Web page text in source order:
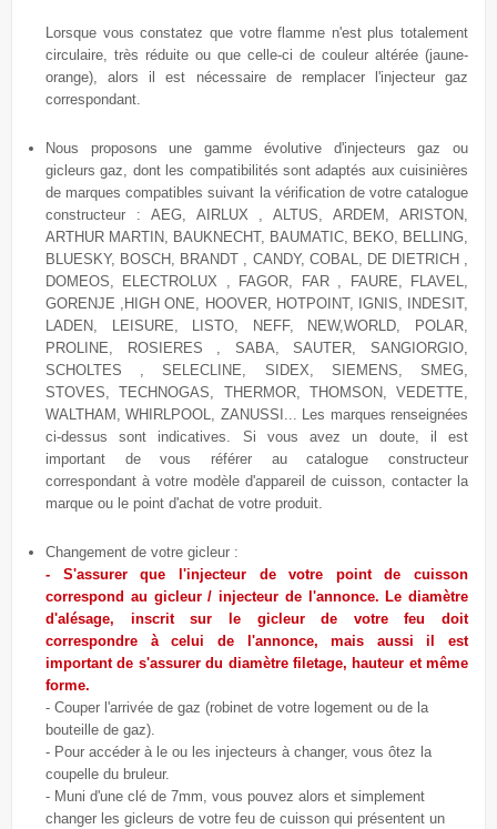
Lorsque vous constatez que votre flamme n'est plus totalement
circulaire, très réduite ou que celle-ci de couleur altérée (jaune-
orange), alors il est nécessaire de remplacer l'injecteur gaz
correspondant.
Nous proposons une gamme évolutive d'injecteurs gaz ou
gicleurs gaz, dont les compatibilités sont adaptés aux cuisinières
de marques compatibles suivant la vérification de votre catalogue
constructeur : AEG, AIRLUX , ALTUS, ARDEM, ARISTON,
ARTHUR MARTIN, BAUKNECHT, BAUMATIC, BEKO, BELLING,
BLUESKY, BOSCH, BRANDT , CANDY, COBAL, DE DIETRICH ,
DOMEOS, ELECTROLUX , FAGOR, FAR , FAURE, FLAVEL,
GORENJE ,HIGH ONE, HOOVER, HOTPOINT, IGNIS, INDESIT,
LADEN, LEISURE, LISTO, NEFF, NEW,WORLD, POLAR,
PROLINE, ROSIERES , SABA, SAUTER, SANGIORGIO,
SCHOLTES , SELECLINE, SIDEX, SIEMENS, SMEG,
STOVES, TECHNOGAS, THERMOR, THOMSON, VEDETTE,
WALTHAM, WHIRLPOOL, ZANUSSI... Les marques renseignées
ci-dessus sont indicatives. Si vous avez un doute, il est
important de vous référer au catalogue constructeur
correspondant à votre modèle d'appareil de cuisson, contacter la
marque ou le point d'achat de votre produit.
Changement de votre gicleur :
- S'assurer que l'injecteur de votre point de cuisson
correspond au gicleur / injecteur de l'annonce. Le diamètre
d'alésage, inscrit sur le gicleur de votre feu doit
correspondre à celui de l'annonce, mais aussi il est
important de s'assurer du diamètre filetage, hauteur et même
forme.
- Couper l'arrivée de gaz (robinet de votre logement ou de la
bouteille de gaz).
- Pour accéder à le ou les injecteurs à changer, vous ôtez la
coupelle du bruleur.
- Muni d'une clé de 7mm, vous pouvez alors et simplement
changer les gicleurs de votre feu de cuisson qui présentent un